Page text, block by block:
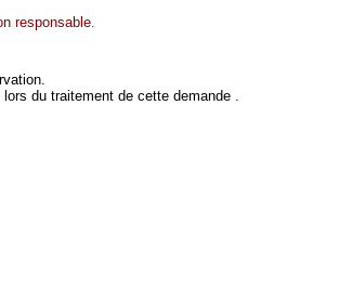
responsable.
du traitement de cette demande .